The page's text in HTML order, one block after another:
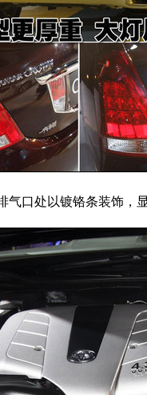
口处以镀铬条装饰，